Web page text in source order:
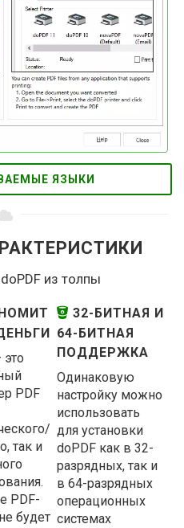
ЯЗЫКИ
из толпы
PDF
так и
PDF-
будет
32-БИТНАЯ И
64-БИТНАЯ
ПОДДЕРЖКА
Одинаковую
настройку можно
использовать
для установки
doPDF как в 32-
разрядных, так и
в 64-разрядных
операционных
системах